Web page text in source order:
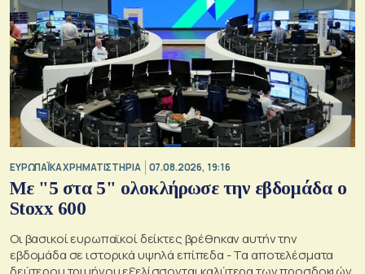
ΕΥΡΩΠΑΪΚΑ ΧΡΗΜΑΤΙΣΤΗΡΙΑ 07.08.2026, 19:16
Με "5 στα 5" ολοκλήρωσε την εβδομάδα ο
Stoxx 600
Οι βασικοί ευρωπαϊκοί δείκτες βρέθηκαν αυτήν την
εβδομάδα σε ιστορικά υψηλά επίπεδα - Τα αποτελέσματα